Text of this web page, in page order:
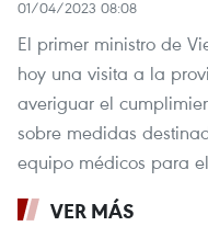
01/04/2023 08:08
El primer ministro de
hoy una visita a la
averiguar el
sobre medidas
equipo médicos para
VER MÁS